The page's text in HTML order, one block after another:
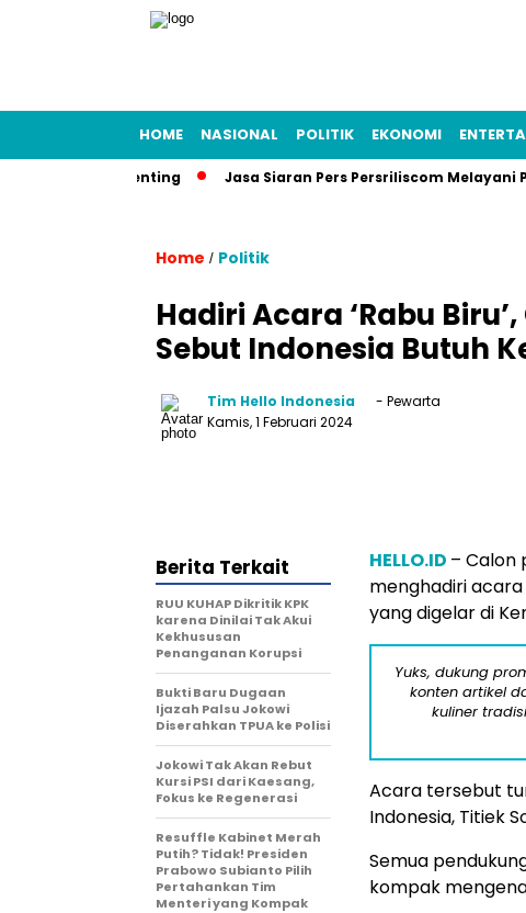
HOME NASIONAL POLITIK EKONOMI
Jasa Siaran Pers Persriliscom Melayani
Home / Politik
Hadiri Acara ‘Rabu
Sebut Indonesia Butuh
Tim Hello Indonesia
- Pewarta
Kamis, 1 Februari 2024
HELLO.ID – Calon
menghadiri
yang digelar di
Yuks, dukung
konten artikel
kuliner
Acara tersebut
Indonesia, Titiek
Semua
kompak
Berita Terkait
RUU KUHAP Dikritik KPK
karena Dinilai Tak Akui
Kekhususan
Penanganan Korupsi
Bukti Baru Dugaan
Ijazah Palsu Jokowi
Diserahkan TPUA ke Polisi
Jokowi Tak Akan Rebut
Kursi PSI dari Kaesang,
Fokus ke Regenerasi
Resuffle Kabinet Merah
Putih? Tidak! Presiden
Prabowo Subianto Pilih
Pertahankan Tim
Menteri yang Kompak